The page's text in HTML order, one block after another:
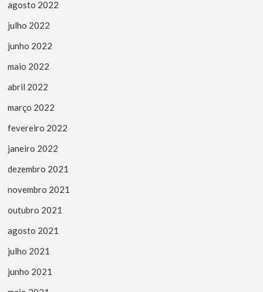
agosto 2022
julho 2022
junho 2022
maio 2022
abril 2022
março 2022
fevereiro 2022
janeiro 2022
dezembro 2021
novembro 2021
outubro 2021
agosto 2021
julho 2021
junho 2021